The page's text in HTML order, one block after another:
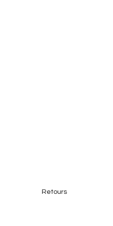
Retours